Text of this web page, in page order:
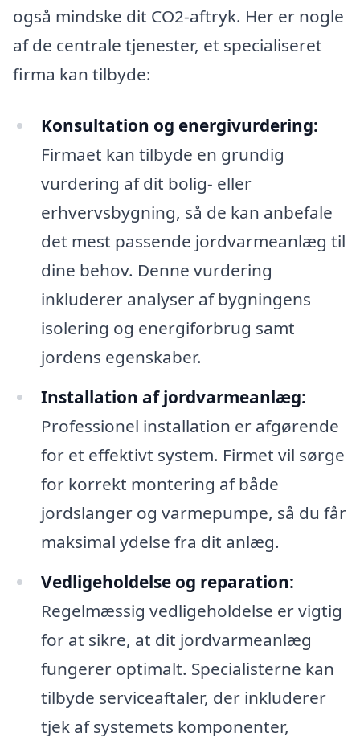
også mindske dit CO2-aftryk. Her er nogle
af de centrale tjenester, et specialiseret
firma kan tilbyde:
Konsultation og energivurdering:
Firmaet kan tilbyde en grundig
vurdering af dit bolig- eller
erhvervsbygning, så de kan anbefale
det mest passende jordvarmeanlæg til
dine behov. Denne vurdering
inkluderer analyser af bygningens
isolering og energiforbrug samt
jordens egenskaber.
Installation af jordvarmeanlæg:
Professionel installation er afgørende
for et effektivt system. Firmet vil sørge
for korrekt montering af både
jordslanger og varmepumpe, så du får
maksimal ydelse fra dit anlæg.
Vedligeholdelse og reparation:
Regelmæssig vedligeholdelse er vigtig
for at sikre, at dit jordvarmeanlæg
fungerer optimalt. Specialisterne kan
tilbyde serviceaftaler, der inkluderer
tjek af systemets komponenter,